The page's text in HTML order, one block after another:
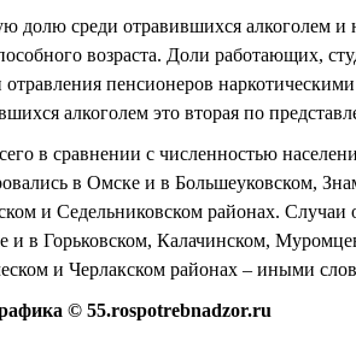
долю среди отравившихся алкоголем и
возраста. Доли работающих,
пенсионеров
алкоголем это вторая по
в сравнении с численностью
в Омске и в Большеуковском,
и Седельниковском районах. Случаи
и в Горьковском, Калачинском,
и Черлакском районах – иными
© 55.rospotrebnadzor.ru